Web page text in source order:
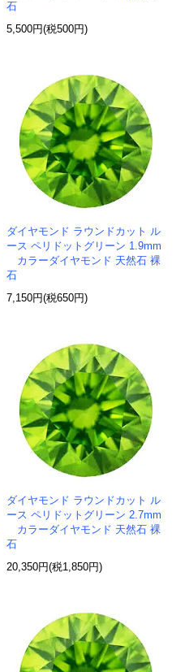
石
5,500円(税500円)
ダイヤモンド ラウンドカット ル
ース ペリドットグリーン 1.9mm
カラーダイヤモンド 天然石 裸
石
7,150円(税650円)
ダイヤモンド ラウンドカット ル
ース ペリドットグリーン 2.7mm
カラーダイヤモンド 天然石 裸
石
20,350円(税1,850円)